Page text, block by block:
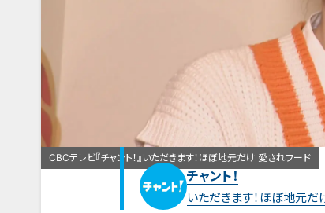
CBCテレビ『チャント！』いただきます！ほぼ地元だけ 愛されフード
チャント！
いただきます！ほぼ地元だ